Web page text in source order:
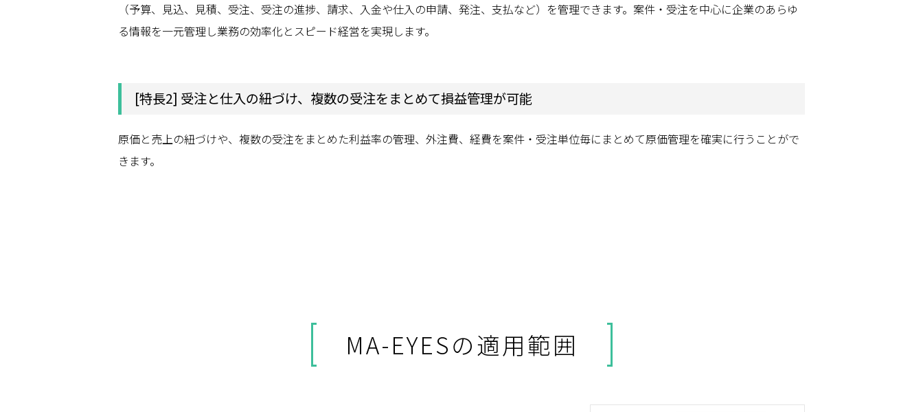
（予算、見込、見積、受注、受注の進捗、請求、入金や仕入の申請、発注、支払など）を管理できます。案件・受注を中心に企業のあらゆ
る情報を一元管理し業務の効率化とスピード経営を実現します。
[特長2] 受注と仕入の紐づけ、複数の受注をまとめて損益管理が可能
原価と売上の紐づけや、複数の受注をまとめた利益率の管理、外注費、経費を案件・受注単位毎にまとめて原価管理を確実に行うことがで
きます。
MA-EYESの適用範囲